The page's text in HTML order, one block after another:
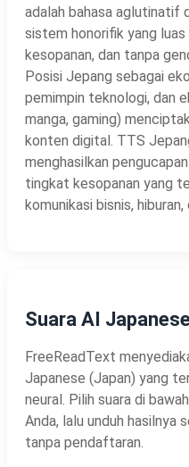
adalah bahasa aglutinatif
sistem honorifik yang
kesopanan, dan tanpa
Posisi Jepang sebagai
pemimpin teknologi, dan
manga, gaming)
konten digital. TTS
menghasilkan
tingkat kesopanan yang
komunikasi bisnis,
Suara AI
FreeReadText
Japanese (Japan) yang
neural. Pilih suara di
Anda, lalu unduh hasilnya
tanpa pendaftaran.